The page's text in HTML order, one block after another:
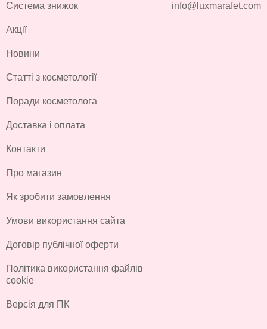
Система знижок
Акції
Новини
Статті з косметології
Поради косметолога
Доставка і оплата
Контакти
Про магазин
Як зробити замовлення
Умови використання сайта
Договір публічної оферти
Політика використання файлів
cookie
Версія для ПК
info@luxmarafet.com